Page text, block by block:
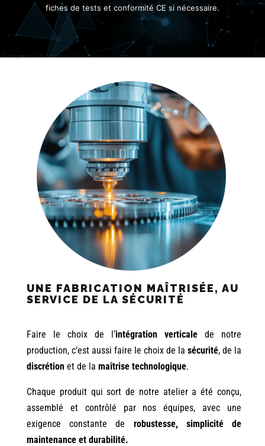
fiches de tests et conformité CE si nécessaire.
UNE FABRICATION MAÎTRISÉE, AU
SERVICE DE LA SÉCURITÉ
Faire le choix de l’intégration verticale de notre
production, c’est aussi faire le choix de la sécurité, de la
discrétion et de la maîtrise technologique.
Chaque produit qui sort de notre atelier a été conçu,
assemblé et contrôlé par nos équipes, avec une
exigence constante de robustesse, simplicité de
maintenance et durabilité.